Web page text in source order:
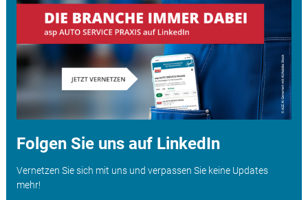
Folgen Sie uns auf LinkedIn
Vernetzen Sie sich mit uns und verpassen Sie keine Updates
mehr!